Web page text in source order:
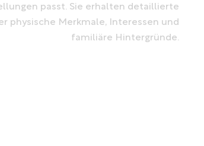
passt. Sie erhalten detaillierte
physische Merkmale, Interessen und
familiäre Hintergründe.